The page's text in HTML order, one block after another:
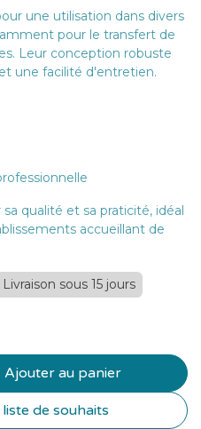
une utilisation dans divers
pour le transfert de
Leur conception robuste
une facilité d'entretien.
qualité et sa praticité, idéal
accueillant de
Livraison sous 15 jours
Ajouter au panier
de souhaits